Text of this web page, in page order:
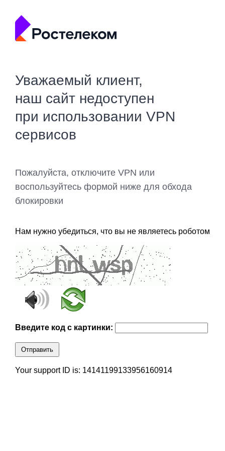
Уважаемый клиент,
наш сайт недоступен
при использовании VPN
сервисов
Пожалуйста, отключите VPN или
воспользуйтесь формой ниже для обхода
блокировки
Нам нужно убедиться, что вы не являетесь роботом
Введите код с картинки:
Отправить
Your support ID is: 14141199133956160914